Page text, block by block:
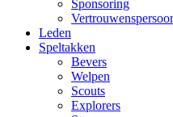
Sponsoring
Leden
Speltakken
Bevers
Welpen
Scouts
Explorers